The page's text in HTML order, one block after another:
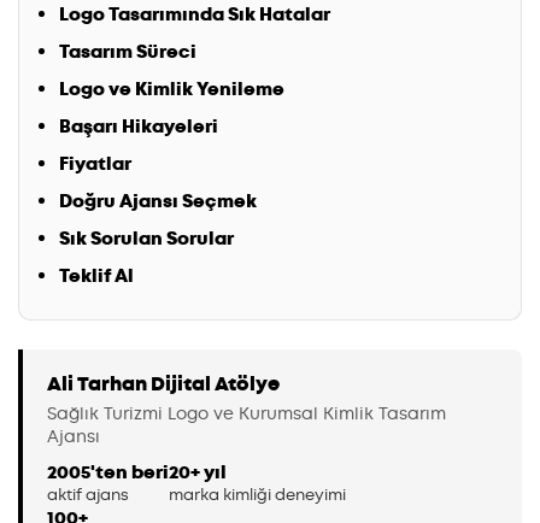
Logo Tasarımında Sık Hatalar
Tasarım Süreci
Logo ve Kimlik Yenileme
Başarı Hikayeleri
Fiyatlar
Doğru Ajansı Seçmek
Sık Sorulan Sorular
Teklif Al
Ali Tarhan Dijital Atölye
Sağlık Turizmi Logo ve Kurumsal Kimlik Tasarım
Ajansı
2005'ten beri
aktif ajans
20+ yıl
marka kimliği deneyimi
100+